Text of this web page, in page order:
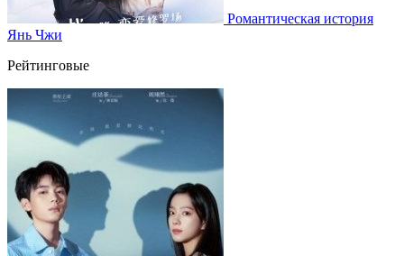
Романтическая история
Янь Чжи
Рейтинговые